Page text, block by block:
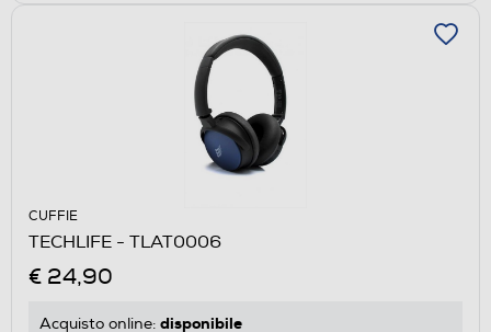
CUFFIE
TECHLIFE - TLAT0006
€ 24,90
Acquisto online: disponibile